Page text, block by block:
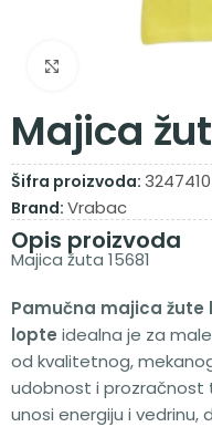
Majica
Šifra proizvoda: 3247410
Brand: Vrabac
Opis proizvoda
Majica žuta 15681
Pamučna majica žute
lopte idealna je za
od kvalitetnog,
udobnost i prozračnost
unosi energiju i vedrinu,